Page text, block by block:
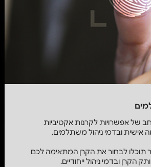
של אפשרויות לקרנות אקטיביות
אישית ובדמי ניהול משתלמים.
תוכלו לבחור את הקרן המתאימה לכם
הקרן ובדמי ניהול ייחודיים.